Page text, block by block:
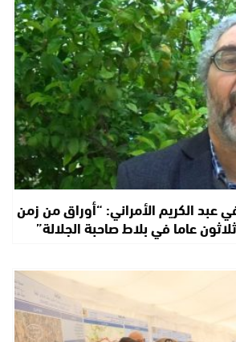
عبد الكريم الأمراني: “أوراق من زمن
عاما في بلاط صاحبة الجلالة”